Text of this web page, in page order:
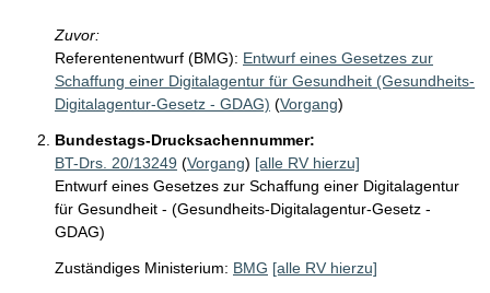
Zuvor:
Referentenentwurf (BMG): Entwurf eines Gesetzes zur
Schaffung einer Digitalagentur für Gesundheit (Gesundheits-
Digitalagentur-Gesetz - GDAG) (Vorgang)
Bundestags-Drucksachennummer:
BT-Drs. 20/13249 (Vorgang) [alle RV hierzu]
Entwurf eines Gesetzes zur Schaffung einer Digitalagentur
für Gesundheit - (Gesundheits-Digitalagentur-Gesetz -
GDAG)
Zuständiges Ministerium: BMG [alle RV hierzu]